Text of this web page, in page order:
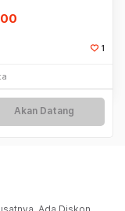
1
Akan Datang